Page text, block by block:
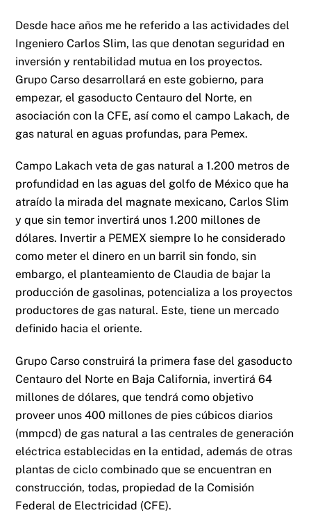
Desde hace años me he referido a las actividades del
Ingeniero Carlos Slim, las que denotan seguridad en
inversión y rentabilidad mutua en los proyectos.
Grupo Carso desarrollará en este gobierno, para
empezar, el gasoducto Centauro del Norte, en
asociación con la CFE, así como el campo Lakach, de
gas natural en aguas profundas, para Pemex.
Campo Lakach veta de gas natural a 1.200 metros de
profundidad en las aguas del golfo de México que ha
atraído la mirada del magnate mexicano, Carlos Slim
y que sin temor invertirá unos 1.200 millones de
dólares. Invertir a PEMEX siempre lo he considerado
como meter el dinero en un barril sin fondo, sin
embargo, el planteamiento de Claudia de bajar la
producción de gasolinas, potencializa a los proyectos
productores de gas natural. Este, tiene un mercado
definido hacia el oriente.
Grupo Carso construirá la primera fase del gasoducto
Centauro del Norte en Baja California, invertirá 64
millones de dólares, que tendrá como objetivo
proveer unos 400 millones de pies cúbicos diarios
(mmpcd) de gas natural a las centrales de generación
eléctrica establecidas en la entidad, además de otras
plantas de ciclo combinado que se encuentran en
construcción, todas, propiedad de la Comisión
Federal de Electricidad (CFE).